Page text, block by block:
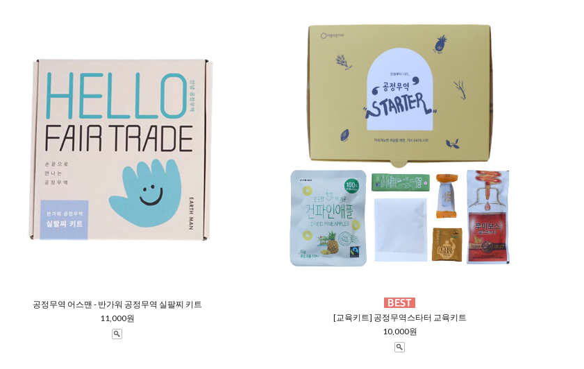
공정무역 어스맨 - 반가워 공정무역 실팔찌 키트
11,000원
[교육키트] 공정무역스타터 교육키트
10,000원